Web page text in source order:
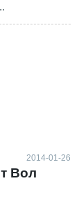
2014-01-26
Вол